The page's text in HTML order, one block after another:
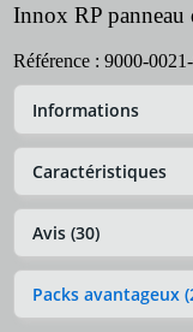
Innox RP panneau
Référence : 9000-
Informations
Caractéristiques
Avis (30)
Packs avantageux